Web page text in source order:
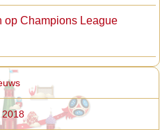
op Champions League
2018